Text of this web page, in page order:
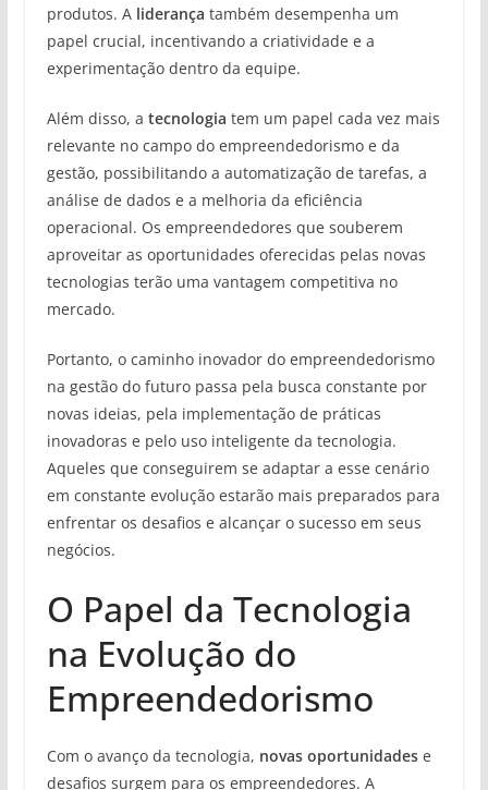
produtos. A liderança também desempenha um
papel crucial, incentivando a criatividade e a
experimentação dentro da equipe.
Além disso, a tecnologia tem um papel cada vez mais
relevante no campo do empreendedorismo e da
gestão, possibilitando a automatização de tarefas, a
análise de dados e a melhoria da eficiência
operacional. Os empreendedores que souberem
aproveitar as oportunidades oferecidas pelas novas
tecnologias terão uma vantagem competitiva no
mercado.
Portanto, o caminho inovador do empreendedorismo
na gestão do futuro passa pela busca constante por
novas ideias, pela implementação de práticas
inovadoras e pelo uso inteligente da tecnologia.
Aqueles que conseguirem se adaptar a esse cenário
em constante evolução estarão mais preparados para
enfrentar os desafios e alcançar o sucesso em seus
negócios.
O Papel da Tecnologia
na Evolução do
Empreendedorismo
Com o avanço da tecnologia, novas oportunidadese
desafios surgem para os empreendedores. A